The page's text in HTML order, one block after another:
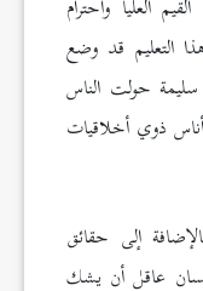
العليا واحترام
التعليم قد وضع
حولت الناس
ذوي أخلاقيات
إلى حقائق
عاقل أن يشك